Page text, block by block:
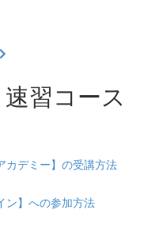
速習コース
カデミー】の受講方法
ン】への参加方法